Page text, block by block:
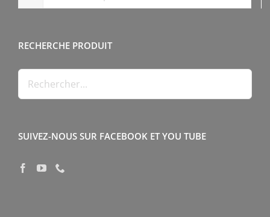
RECHERCHE PRODUIT
SUIVEZ-NOUS SUR FACEBOOK ET YOU TUBE